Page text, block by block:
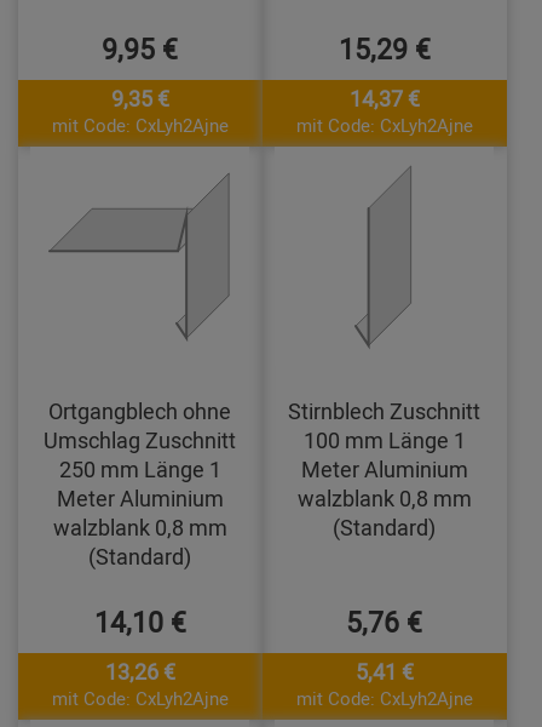
9,95 €
9,35 €
mit Code: CxLyh2Ajne
15,29 €
14,37 €
mit Code: CxLyh2Ajne
Ortgangblech ohne
Umschlag Zuschnitt
250 mm Länge 1
Meter Aluminium
walzblank 0,8 mm
(Standard)
14,10 €
13,26 €
mit Code: CxLyh2Ajne
Stirnblech Zuschnitt
100 mm Länge 1
Meter Aluminium
walzblank 0,8 mm
(Standard)
5,76 €
5,41 €
mit Code: CxLyh2Ajne